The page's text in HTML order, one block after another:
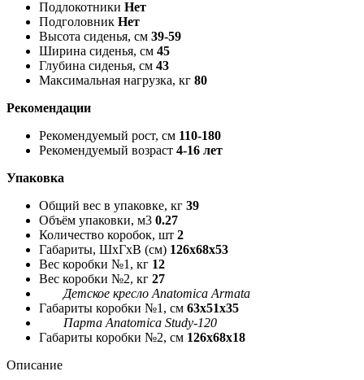
Подлокотники Нет
Подголовник Нет
Высота сиденья, см 39-59
Ширина сиденья, см 45
Глубина сиденья, см 43
Максимальная нагрузка, кг 80
Рекомендации
Рекомендуемый рост, см 110-180
Рекомендуемый возраст 4-16 лет
Упаковка
Общий вес в упаковке, кг 39
Объём упаковки, м3 0.27
Количество коробок, шт 2
Габариты, ШxГxВ (см) 126x68x53
Вес коробки №1, кг 12
Вес коробки №2, кг 27
Детское кресло Anatomica Armata
Габариты коробки №1, см 63x51x35
Парта Anatomica Study-120
Габариты коробки №2, см 126x68x18
Описание